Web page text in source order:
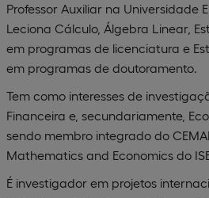
Professor Auxiliar na Universidade
Leciona Cálculo, Álgebra Linear,
em programas de licenciatura e
em programas de doutoramento.
Tem como interesses de
Financeira e, secundariamente,
sendo membro integrado do
Mathematics and Economics do
É investigador em projetos